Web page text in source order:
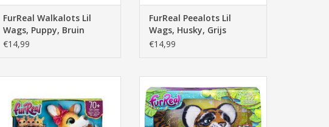
FurReal Walkalots Lil
Wags, Puppy, Bruin
€14,99
FurReal Peealots Lil
Wags, Husky, Grijs
€14,99
TOEVOEGEN AAN WINKELWAGEN